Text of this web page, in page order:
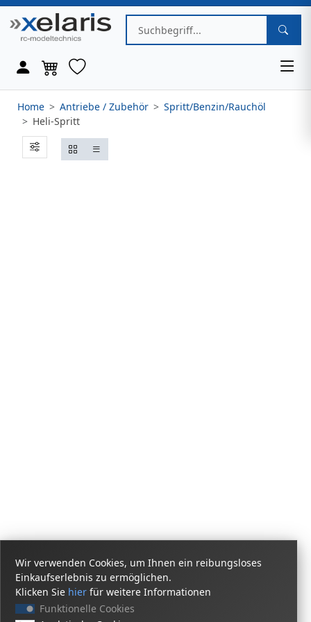
Home Antriebe / Zubehör
Spritt/Benzin/Rauchöl
Heli-Spritt
Wir verwenden Cookies, um Ihnen ein reibungsloses
Einkaufserlebnis zu ermöglichen.
Klicken Sie hier für weitere Informationen
Funktionelle Cookies